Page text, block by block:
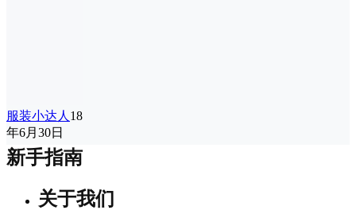
服装小达人 18
年6月30日
新手指南
关于我们